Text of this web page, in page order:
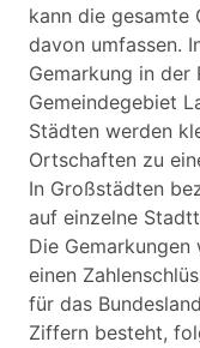
kann die gesamte
davon umfassen.
Gemarkung in der
Gemeindegebiet
Städten werden
Ortschaften zu
In Großstädten
auf einzelne
Die
einen
für das
Ziffern besteht,